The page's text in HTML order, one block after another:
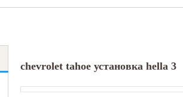
chevrolet tahoe установка hella 3